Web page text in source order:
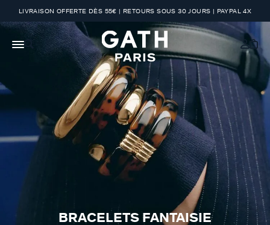
LIVRAISON OFFERTE DÈS 55€ | RETOURS SOUS 30 JOURS | PAYPAL 4X
BRACELETS FANTAISIE